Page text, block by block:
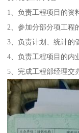
1、负责工程项目的资
2、参加分部分项工程
3、负责计划、统计的
4、负责工程项目的内
5、完成工程部经理交